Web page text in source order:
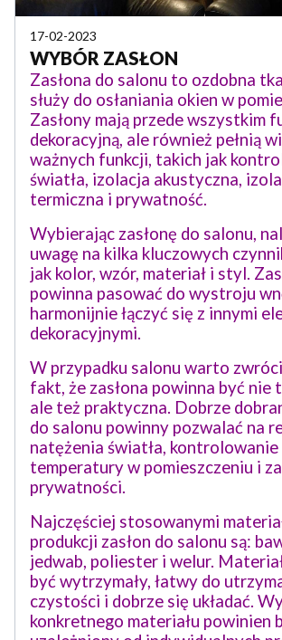
17-02-2023
WYBÓR ZASŁON
Zasłona do salonu to ozdobna
służy do osłaniania okien w
Zasłony mają przede wszystkim
dekoracyjną, ale również pełnią
ważnych funkcji, takich jak
światła, izolacja akustyczna,
termiczna i prywatność.
Wybierając zasłonę do salonu,
uwagę na kilka kluczowych
jak kolor, wzór, materiał i styl.
powinna pasować do wystroju
harmonijnie łączyć się z innymi
dekoracyjnymi.
W przypadku salonu warto
fakt, że zasłona powinna być nie
ale też praktyczna. Dobrze
do salonu powinny pozwalać na
natężenia światła, kontrolowanie
temperatury w pomieszczeniu i
prywatności.
Najczęściej stosowanymi
produkcji zasłon do salonu są:
jedwab, poliester i welur.
być wytrzymały, łatwy do
czystości i dobrze się układać.
konkretnego materiału powinien